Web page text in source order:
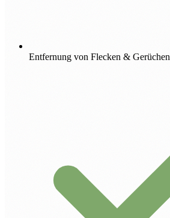
Entfernung von Flecken & Gerüchen